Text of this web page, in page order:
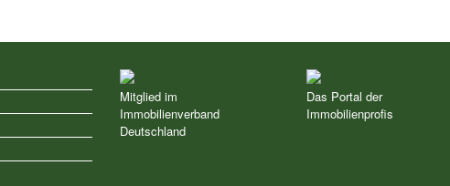
Mitglied im
Immobilienverband
Deutschland
Das Portal der
Immobilienprofis